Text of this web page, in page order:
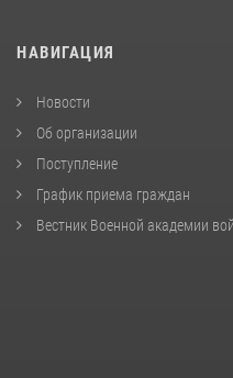
НАВИГАЦИЯ
Новости
Об организации
Поступление
График приема граждан
Вестник Военной академии